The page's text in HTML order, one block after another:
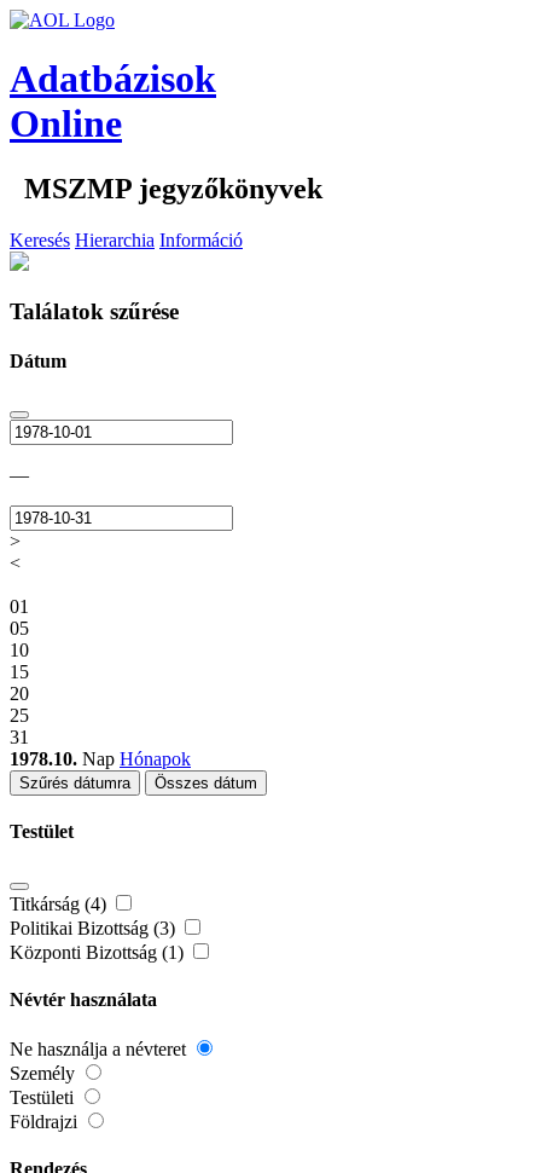
Adatbázisok
Online
MSZMP jegyzőkönyvek
Keresés Hierarchia Információ
Találatok szűrése
Dátum
—
>
<
01
05
10
15
20
25
31
1978.10. Nap Hónapok
Szűrés dátumra Összes dátum
Testület
Titkárság (4)
Politikai Bizottság (3)
Központi Bizottság (1)
Névtér használata
Ne használja a névteret
Személy
Testületi
Földrajzi